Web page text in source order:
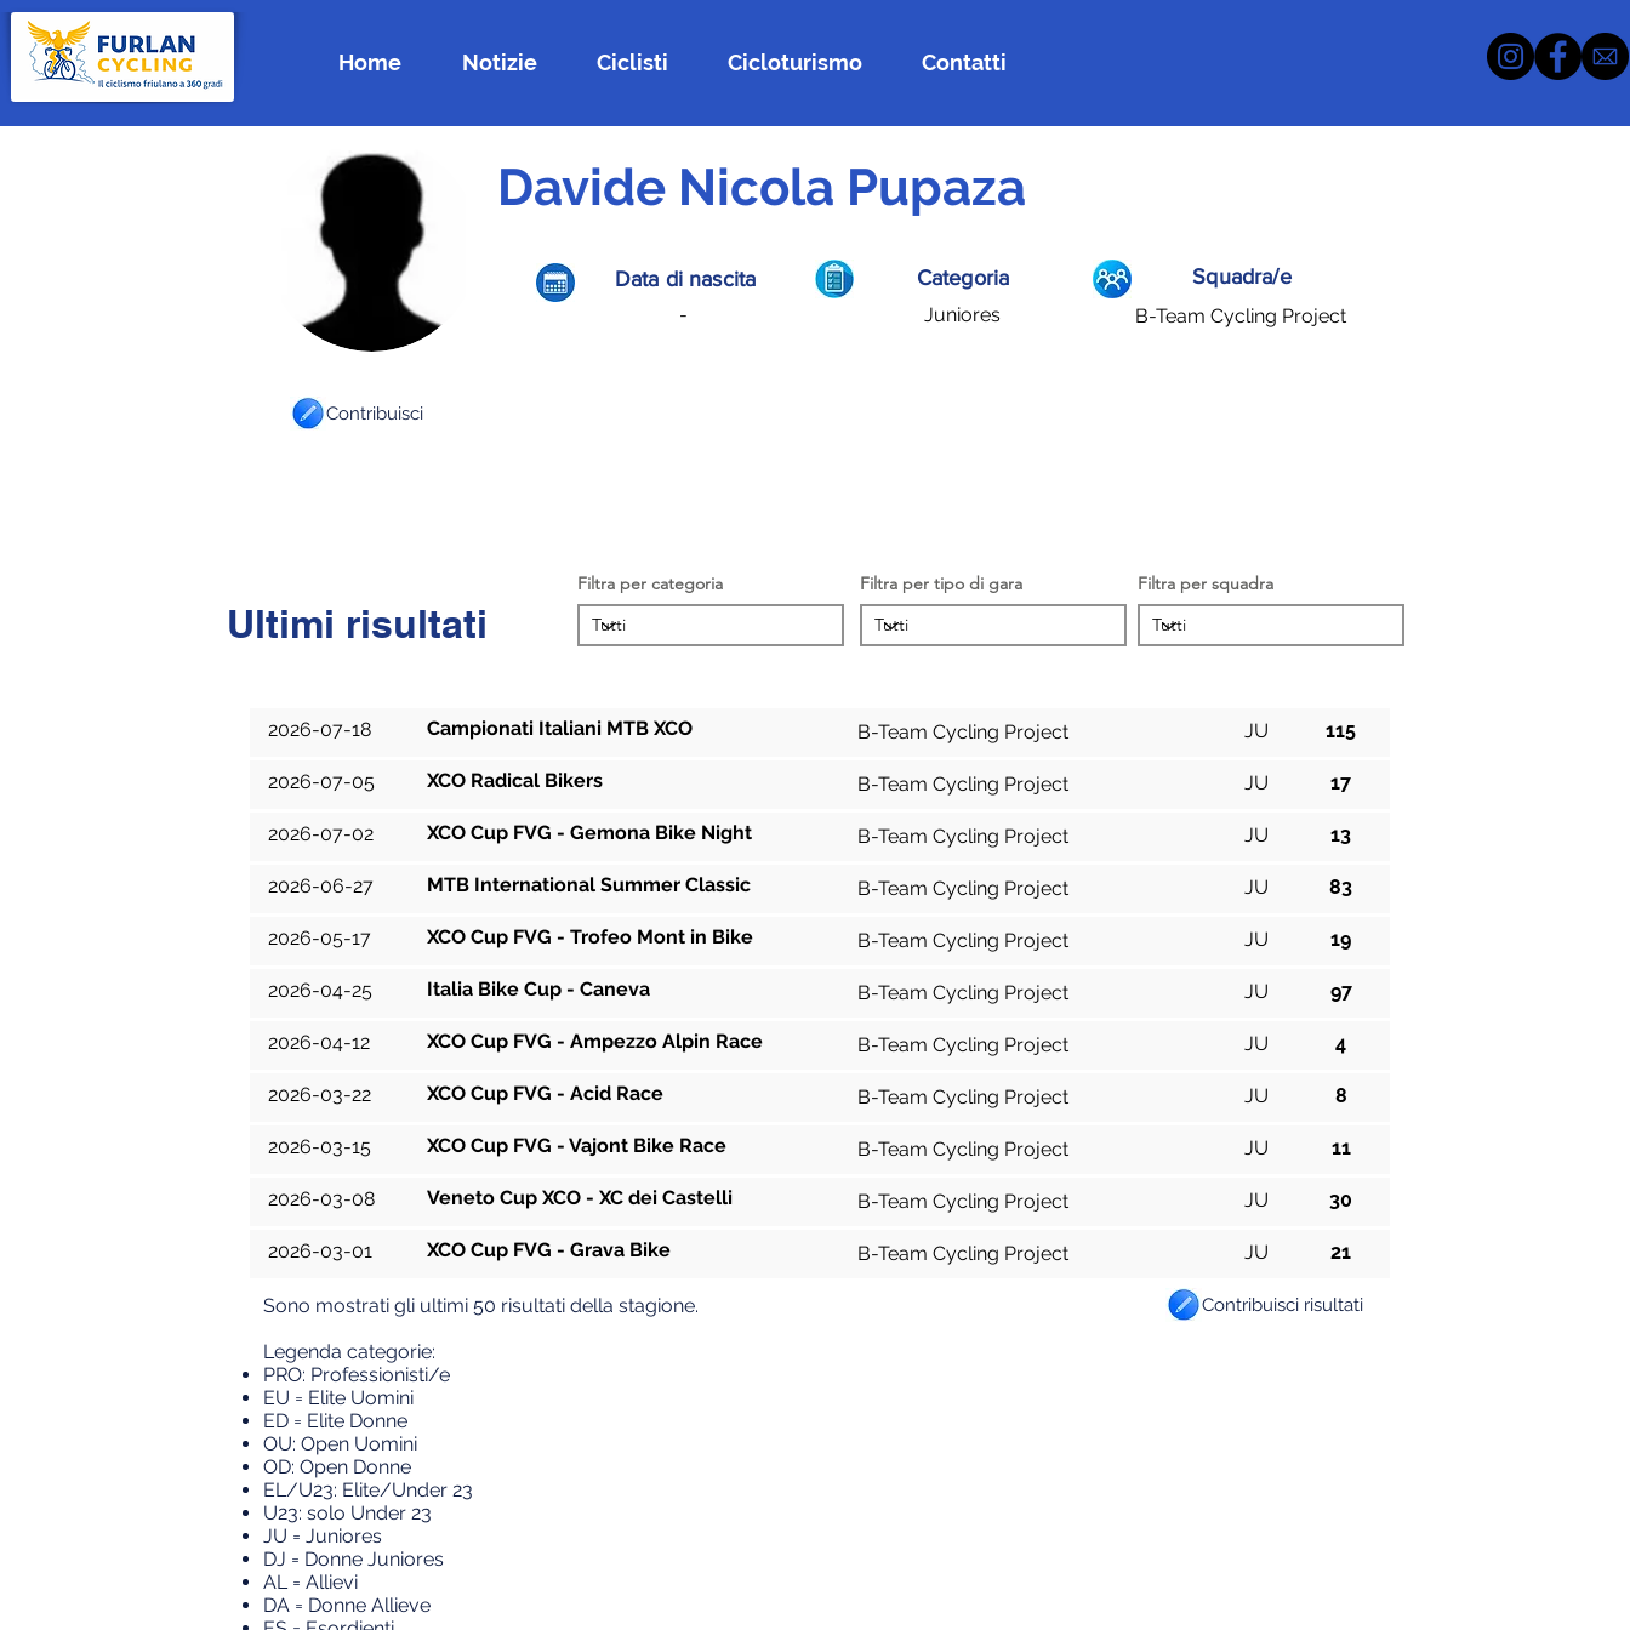
Home Notizie Ciclisti Cicloturismo Contatti
Davide Nicola Pupaza
Data di nascita
-
Categoria
Juniores
Squadra/e
B-Team Cycling Project
Contribuisci
Ultimi risultati
Filtra per squadra
Filtra per tipo di gara
Filtra per categoria
2026-07-18 Campionati Italiani MTB XCO B-Team Cycling Project JU 115
2026-07-05 XCO Radical Bikers B-Team Cycling Project JU 17
2026-07-02 XCO Cup FVG - Gemona Bike Night B-Team Cycling Project JU 13
2026-06-27 MTB International Summer Classic B-Team Cycling Project JU 83
2026-05-17 XCO Cup FVG - Trofeo Mont in Bike B-Team Cycling Project JU 19
2026-04-25 Italia Bike Cup - Caneva B-Team Cycling Project JU 97
2026-04-12 XCO Cup FVG - Ampezzo Alpin Race B-Team Cycling Project JU 4
2026-03-22 XCO Cup FVG - Acid Race B-Team Cycling Project JU 8
2026-03-15 XCO Cup FVG - Vajont Bike Race B-Team Cycling Project JU 11
2026-03-08 Veneto Cup XCO - XC dei Castelli B-Team Cycling Project JU 30
2026-03-01 XCO Cup FVG - Grava Bike B-Team Cycling Project JU 21
Sono mostrati gli ultimi 50 risultati della stagione.
Legenda categorie:
PRO: Professionisti/e
EU = Elite Uomini
ED = Elite Donne
OU: Open Uomini
OD: Open Donne
EL/U23: Elite/Under 23
U23: solo Under 23
JU = Juniores
DJ = Donne Juniores
AL = Allievi
DA = Donne Allieve
Contribuisci risultati